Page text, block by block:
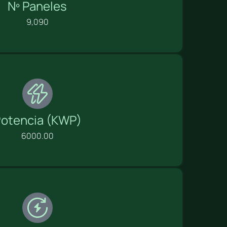
Nº Paneles
9,090
(KWP)
6000.00